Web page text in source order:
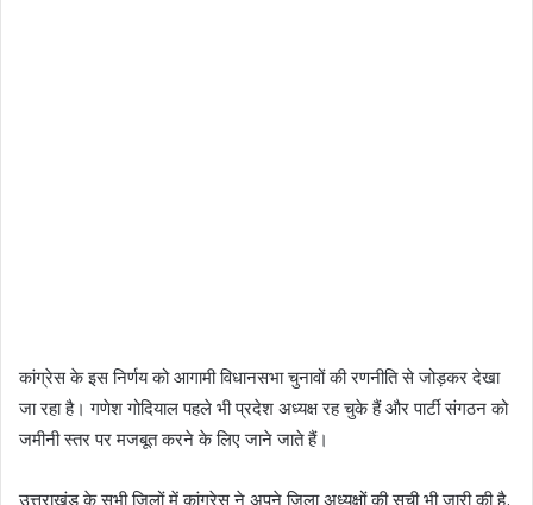
कांग्रेस के इस निर्णय को आगामी विधानसभा चुनावों की रणनीति से जोड़कर देखा
जा रहा है। गणेश गोदियाल पहले भी प्रदेश अध्यक्ष रह चुके हैं और पार्टी संगठन को
जमीनी स्तर पर मजबूत करने के लिए जाने जाते हैं।
उत्तराखंड के सभी जिलों में कांग्रेस ने अपने जिला अध्यक्षों की सूची भी जारी की है,